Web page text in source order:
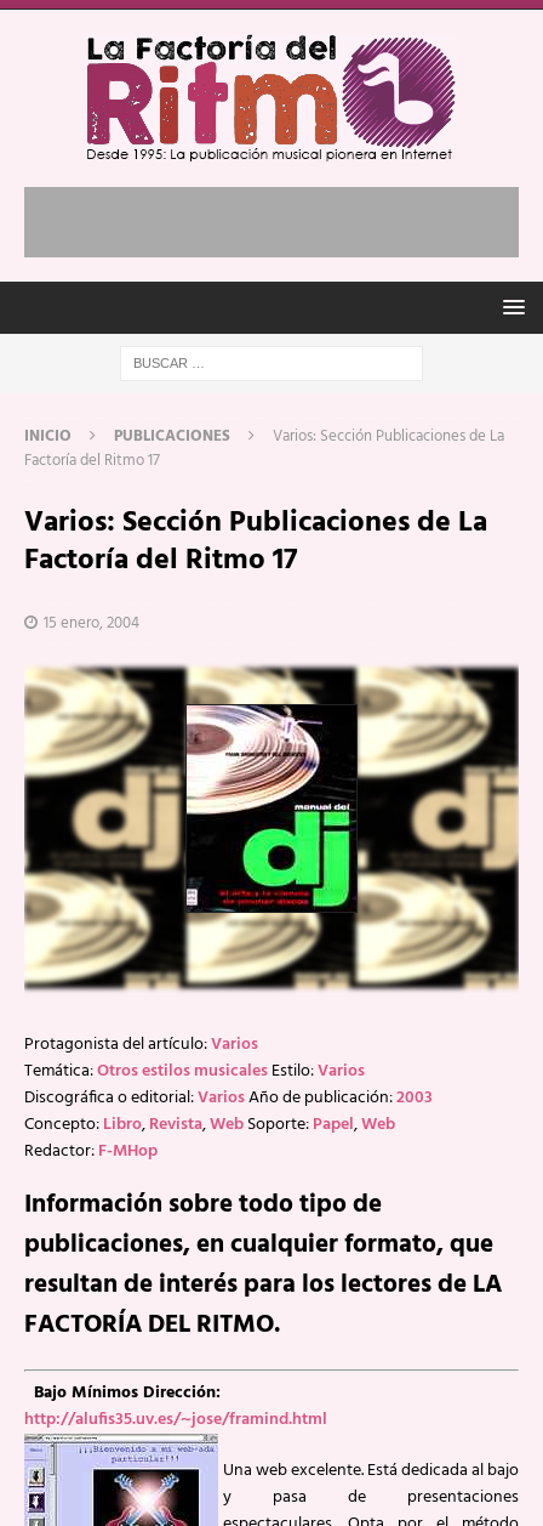
INICIO PUBLICACIONES
Varios: Sección Publicaciones de La
Factoría del Ritmo 17
Varios: Sección Publicaciones de La
Factoría del Ritmo 17
15 enero, 2004
Protagonista del artículo:Varios
Temática:Otros estilos musicalesEstilo:Varios
Discográfica o editorial:VariosAño de publicación:2003
Concepto:Libro,Revista,WebSoporte:Papel,Web
Redactor:F-MHop
Información sobre todo tipo de
publicaciones, en cualquier formato, que
resultan de interés para los lectores de LA
FACTORÍA DEL RITMO.
Bajo MínimosDirección:
http://alufis35.uv.es/~jose/framind.html
Una web excelente. Está dedicada al bajo
y pasa de presentaciones